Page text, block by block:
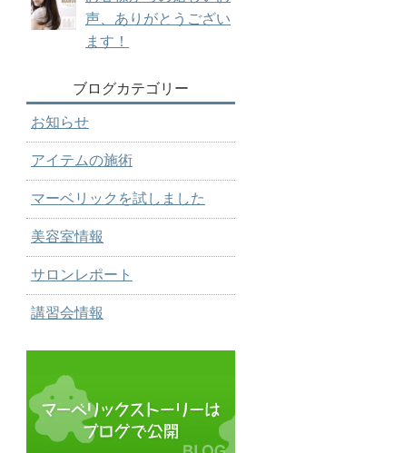
声、ありがとうござい
ます！
ブログカテゴリー
お知らせ
アイテムの施術
マーベリックを試しました
美容室情報
サロンレポート
講習会情報